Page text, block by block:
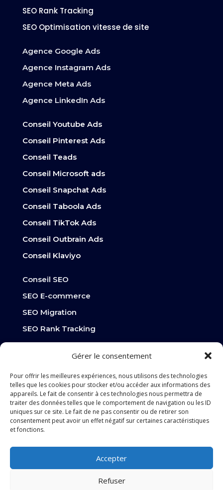
Gérer le consentement
Pour offrir les meilleures expériences, nous utilisons des technologies
telles que les cookies pour stocker et/ou accéder aux informations des
appareils. Le fait de consentir à ces technologies nous permettra de
traiter des données telles que le comportement de navigation ou les ID
uniques sur ce site. Le fait de ne pas consentir ou de retirer son
consentement peut avoir un effet négatif sur certaines caractéristiques
et fonctions.
Accepter
Refuser
SEO Rank Tracking
SEO Optimisation vitesse de site
Agence Google Ads
Agence Instagram Ads
Agence Meta Ads
Agence LinkedIn Ads
Conseil Youtube Ads
Conseil Pinterest Ads
Conseil Teads
Conseil Microsoft ads
Conseil Snapchat Ads
Conseil Taboola Ads
Conseil TikTok Ads
Conseil Outbrain Ads
Conseil Klaviyo
Conseil SEO
SEO E-commerce
SEO Migration
SEO Rank Tracking
SEO Optimisation vitesse de site
Stratégie numérique
Planification du contenu
Design graphique
Conception de site web